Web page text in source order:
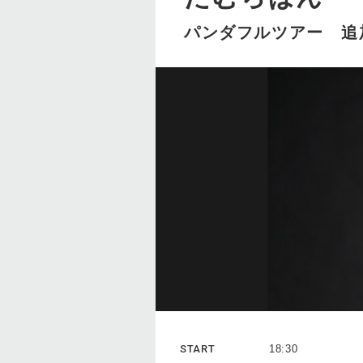
パンダフルツアー 追
START 18:30